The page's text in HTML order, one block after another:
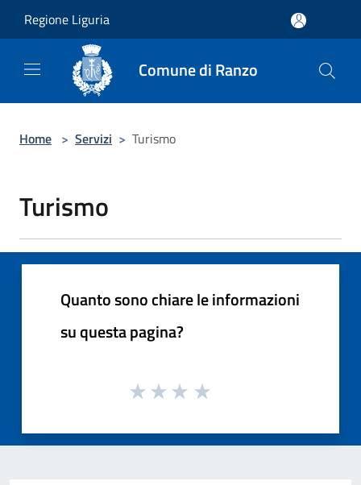
Regione Liguria
Comune di Ranzo
Home > Servizi > Turismo
Turismo
Quanto sono chiare le informazioni
su questa pagina?